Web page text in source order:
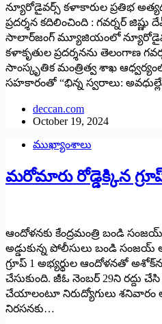
న్యూరోడైవ‌ర్స్‌ కళాకారుల ప్రతిభ
ప్ర‌ద‌ర్శ‌న క‌దిలించింది : గ‌వ‌ర్న‌ర్
సాలార్‌జంగ్ మ్యూజియంలో
కళాకృతుల ప్రదర్శనను తెలంగాణ
సాంస్కృతిక మంత్రిత్వ శాఖ
సహకారంతో “భిన్న స్వరాలు:
deccan.com
October 19, 2024
ముఖ్యాంశాలు
మరోమారు రోడ్డెక్కిన
ఆందోళనకు కేంద్రమంత్రి బండి
అడ్డుకున్న పోలీసులు బండి సంజయ్‌
గ్రూప్‌ 1 అభ్యర్థుల ఆందోళనతో
చేసుకుంది. జీఓ నెంబర్‌ 29ని రద్దు
చేయాలంటూ నిరుద్యోగులు శనివారం
నిరసనకు…